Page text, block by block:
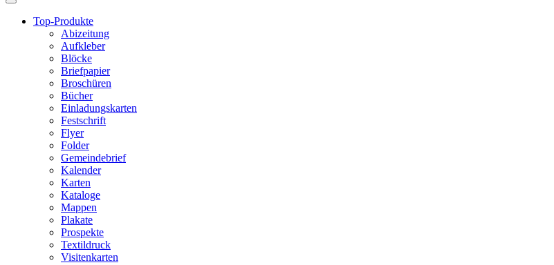
Toggle
navigationTop-Produkte
Abizeitung
Aufkleber
Blöcke
Briefpapier
Broschüren
Bücher
Einladungskarten
Festschrift
Flyer
Folder
Gemeindebrief
Kalender
Karten
Kataloge
Mappen
Plakate
Prospekte
Textildruck
Visitenkarten